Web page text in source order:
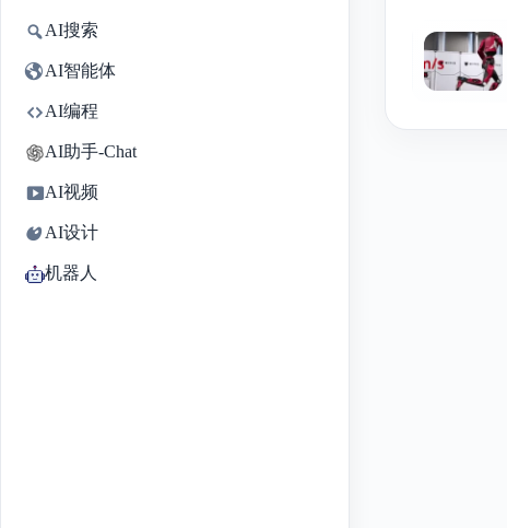
AI搜索
AI智能体
AI编程
AI助手-Chat
AI视频
AI设计
机器人